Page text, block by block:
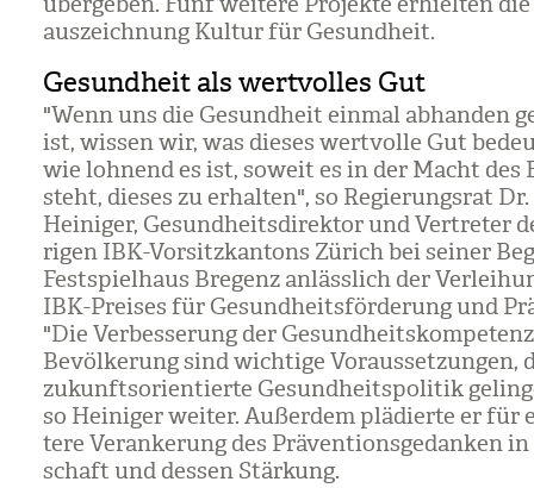
aus­zeich­nung Kul­tur für Gesund­heit.
Gesundheit als wertvolles Gut
"Wenn uns die Gesund­heit ein­mal abhan­den
ist, wis­sen wir, was die­ses wert­volle Gut
wie loh­nend es ist, soweit es in der Macht des
steht, die­ses zu erhal­ten", so Regie­rungs­rat
Hei­ni­ger, Gesund­heits­di­rek­tor und Ver­tre­ter
ri­gen IBK-Vor­sitz­kan­tons Zürich bei sei­ner
Fest­spiel­haus Bre­genz anläss­lich der
IBK-Prei­ses für Gesund­heits­för­de­rung und
"Die Ver­bes­se­rung der
Bevöl­ke­rung sind wich­tige Vor­aus­set­zun­gen,
zukunfts­ori­en­tierte Gesund­heits­po­li­tik
so Hei­ni­ger wei­ter. Außer­dem plä­dierte er für
tere Ver­an­ke­rung des Prä­ven­ti­ons­ge­dan­ken
schaft und des­sen Stär­kung.